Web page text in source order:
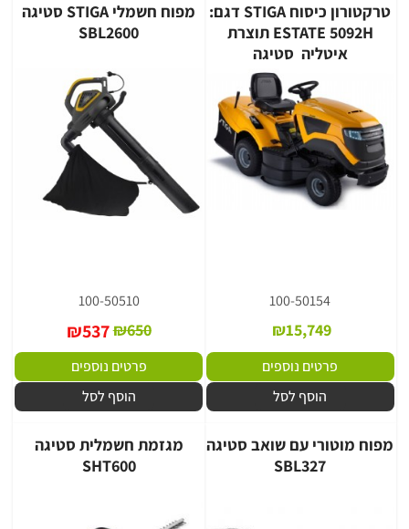
טרקטורון כיסוח STIGA דגם:
ESTATE 5092H תוצרת
איטליה ‎ סטיגה
100-50154
₪15,749
פרטים נוספים
הוסף לסל
מפוח חשמלי STIGA סטיגה
SBL2600
100-50510
₪650
₪537
פרטים נוספים
הוסף לסל
מפוח מוטורי עם שואב סטיגה
SBL327
מגזמת חשמלית סטיגה
SHT600